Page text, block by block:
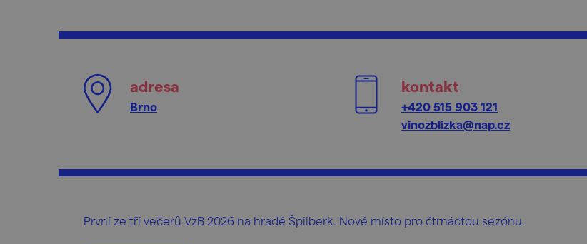
adresa
Brno
kontakt
+420 515 903 121
vinozblizka@nap.cz
První ze tří večerů VzB 2026 na hradě Špilberk. Nové místo pro čtrnáctou sezónu.